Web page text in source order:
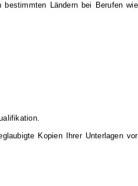
Ländern bei Berufen
Kopien Ihrer Unterlagen